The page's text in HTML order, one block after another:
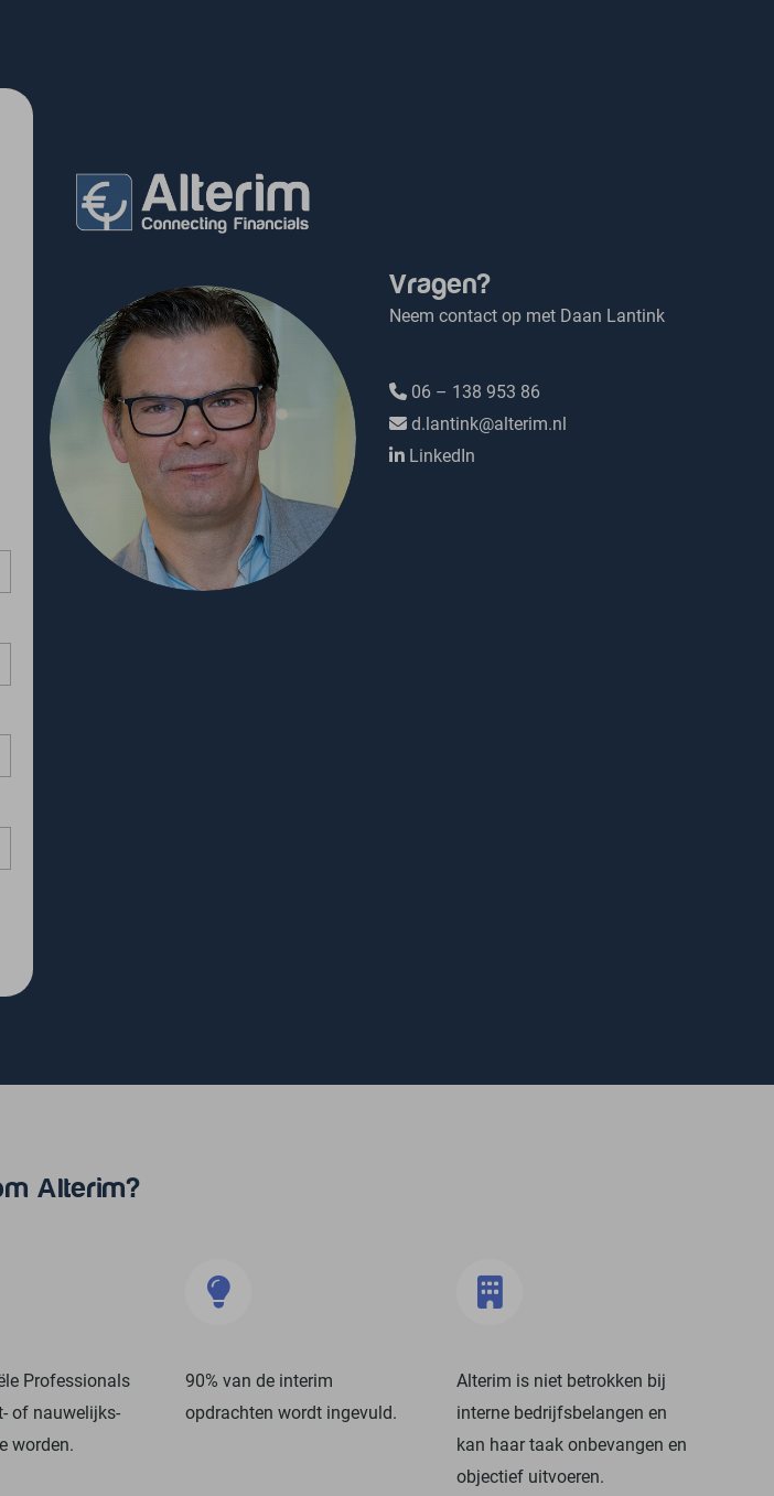
Vragen?
Neem contact op met Daan Lantink
06 – 138 953 86
d.lantink@alterim.nl
LinkedIn
Alterim?
Professionals
of nauwelijks-
worden.
90% van de interim
opdrachten wordt ingevuld.
Alterim is niet betrokken bij
interne bedrijfsbelangen en
kan haar taak onbevangen en
objectief uitvoeren.